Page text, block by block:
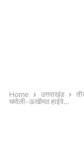
Home उत्तराखंड
चमोली-ऊखीमठ हाईवे...